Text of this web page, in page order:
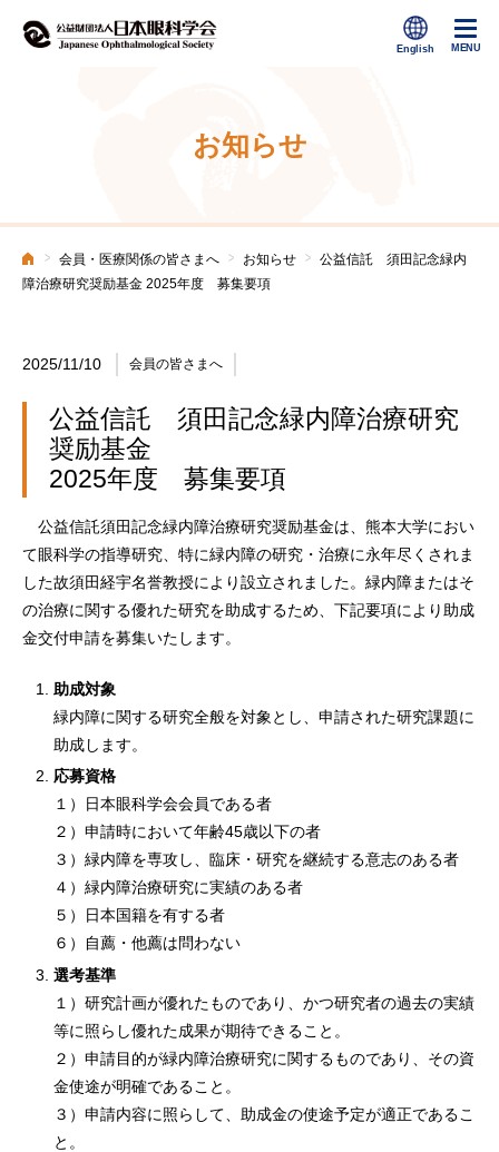
お知らせ
ホーム
> 会員・医療関係の皆さまへ > お知らせ > 公益信託 須田記念緑内
障治療研究奨励基金 2025年度 募集要項
2025/11/10 会員の皆さまへ
公益信託 須田記念緑内障治療研究
奨励基金
2025年度 募集要項
公益信託須田記念緑内障治療研究奨励基金は、熊本大学におい
て眼科学の指導研究、特に緑内障の研究・治療に永年尽くされま
した故須田経宇名誉教授により設立されました。緑内障またはそ
の治療に関する優れた研究を助成するため、下記要項により助成
金交付申請を募集いたします。
助成対象
緑内障に関する研究全般を対象とし、申請された研究課題に
助成します。
応募資格
１）日本眼科学会会員である者
２）申請時において年齢45歳以下の者
３）緑内障を専攻し、臨床・研究を継続する意志のある者
４）緑内障治療研究に実績のある者
５）日本国籍を有する者
６）自薦・他薦は問わない
選考基準
１）研究計画が優れたものであり、かつ研究者の過去の実績
等に照らし優れた成果が期待できること。
２）申請目的が緑内障治療研究に関するものであり、その資
金使途が明確であること。
３）申請内容に照らして、助成金の使途予定が適正であるこ
と。